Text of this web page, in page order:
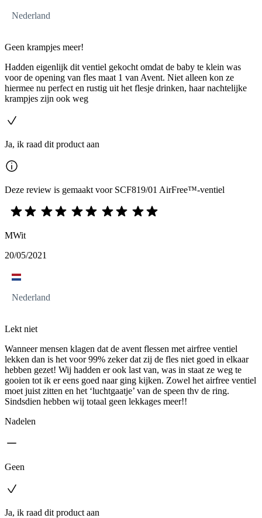
Nederland
Geen krampjes meer!
Hadden eigenlijk dit ventiel gekocht omdat de baby te klein was
voor de opening van fles maat 1 van Avent. Niet alleen kon ze
hiermee nu perfect en rustig uit het flesje drinken, haar nachtelijke
krampjes zijn ook weg
Ja, ik raad dit product aan
Deze review is gemaakt voor SCF819/01 AirFree™-ventiel
MWit
20/05/2021
Nederland
Lekt niet
Wanneer mensen klagen dat de avent flessen met airfree ventiel
lekken dan is het voor 99% zeker dat zij de fles niet goed in elkaar
hebben gezet! Wij hadden er ook last van, was in staat ze weg te
gooien tot ik er eens goed naar ging kijken. Zowel het airfree ventiel
moet juist zitten en het ‘luchtgaatje’ van de speen thv de ring.
Sindsdien hebben wij totaal geen lekkages meer!!
Nadelen
Geen
Ja, ik raad dit product aan